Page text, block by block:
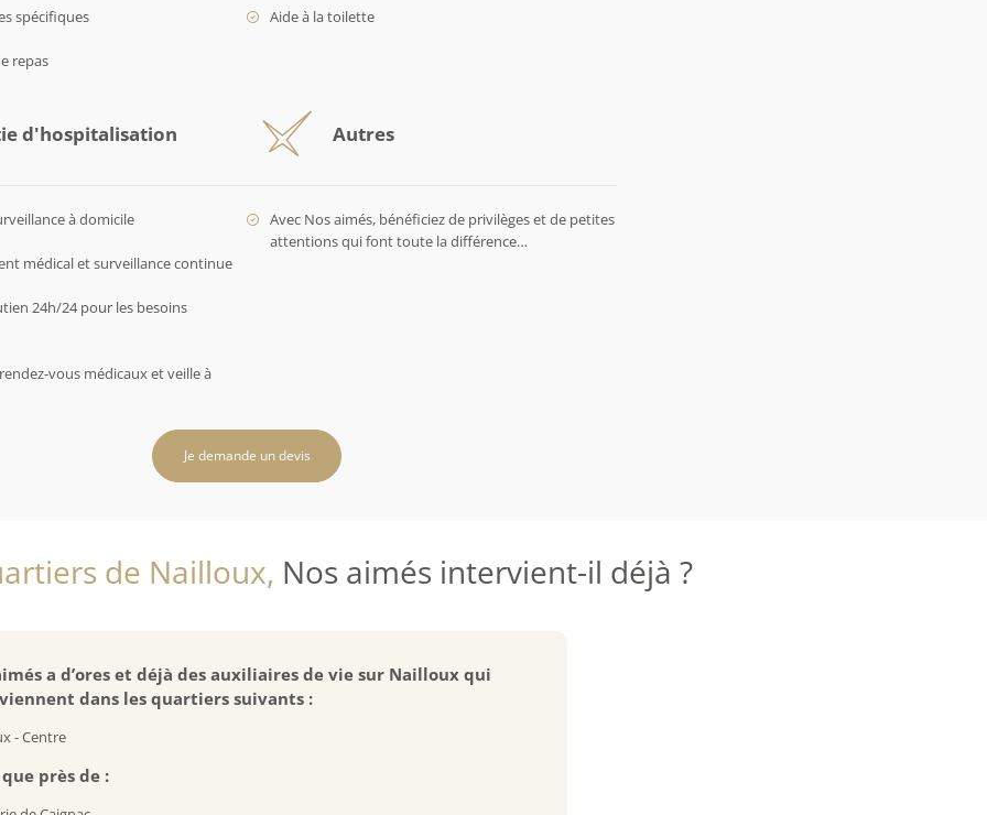
spécifiques
repas
Aide à la toilette
d'hospitalisation
à domicile
médical et surveillance continue
24h/24 pour les besoins
vous médicaux et veille à
Autres
Avec Nos aimés, bénéficiez de privilèges et de petites
attentions qui font toute la différence…
Je demande un devis
de Nailloux, Nos aimés intervient-il déjà ?
a d’ores et déjà des auxiliaires de vie sur Nailloux qui
dans les quartiers suivants :
- Centre
près de :